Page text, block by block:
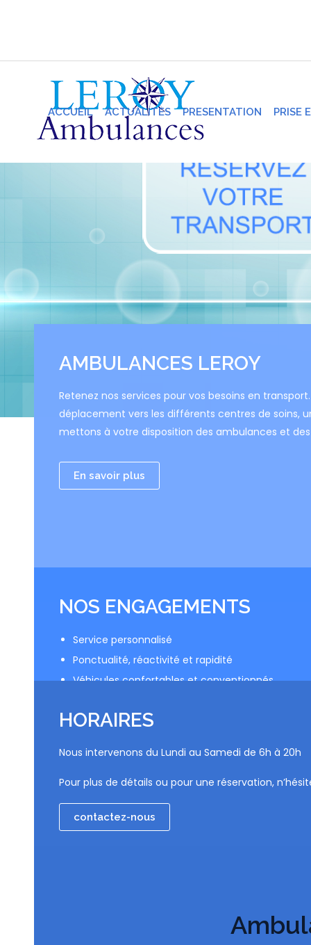
ACCUEIL ACTUALITES PRESENTATION PRISE
AMBULANCES LEROY
Retenez nos services pour vos besoins en
déplacement vers les différents centres de soins,
mettons à votre disposition des ambulances et des
En savoir plus
NOS ENGAGEMENTS
Service personnalisé
Ponctualité, réactivité et rapidité
Véhicules confortables et conventionnés
HORAIRES
Nous intervenons du Lundi au Samedi de 6h à 20h
Pour plus de détails ou pour une réservation,
contactez-nous